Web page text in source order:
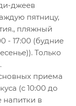
джеев
пятницу,
пляжный
- 17:00 (будние
Только
приема
(с 10:00 до
напитки в